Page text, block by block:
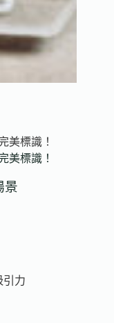
美標識！
美標識！
景
引力